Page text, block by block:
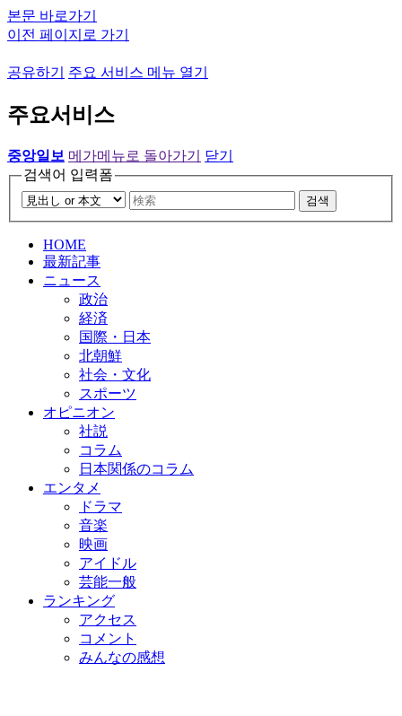
본문 바로가기
이전 페이지로 가기
공유하기 주요 서비스 메뉴 열기
주요서비스
중앙일보 메가메뉴로 돌아가기
닫기
검색어 입력폼
검색
HOME
最新記事
ニュース
政治
経済
国際・日本
北朝鮮
社会・文化
スポーツ
オピニオン
社説
コラム
日本関係のコラム
エンタメ
ドラマ
音楽
映画
アイドル
芸能一般
ランキング
アクセス
コメント
みんなの感想